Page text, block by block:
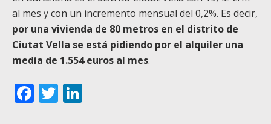
al mes y con un incremento mensual del 0,2%. Es decir,
por una vivienda de 80 metros en el distrito de
Ciutat Vella se está pidiendo por el alquiler una
media de 1.554 euros al mes.
Facebook
Twitter